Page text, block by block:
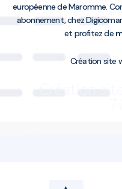
européenne de Maromme.
abonnement, chez
et profitez de
Création site
Création